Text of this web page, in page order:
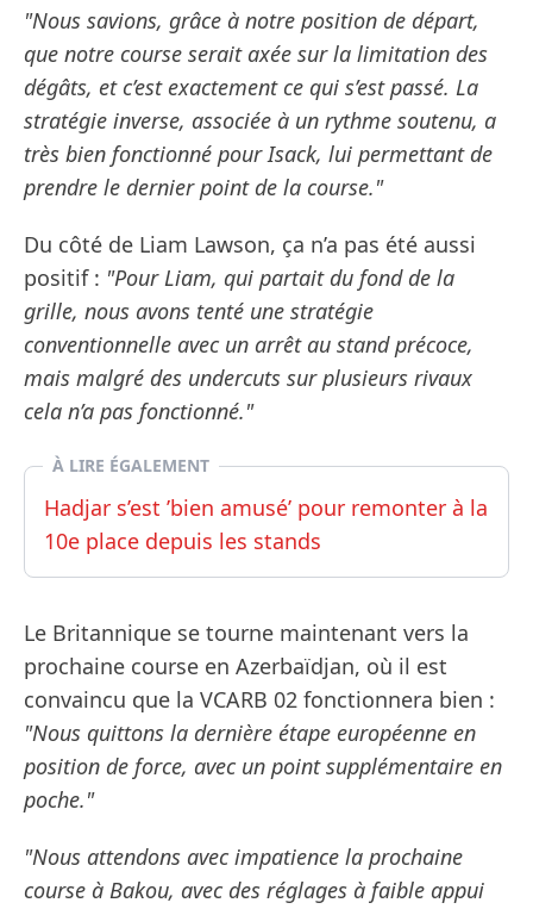
"Nous savions, grâce à notre position de départ,
que notre course serait axée sur la limitation des
dégâts, et c’est exactement ce qui s’est passé. La
stratégie inverse, associée à un rythme soutenu, a
très bien fonctionné pour Isack, lui permettant de
prendre le dernier point de la course."
Du côté de Liam Lawson, ça n’a pas été aussi
positif : "Pour Liam, qui partait du fond de la
grille, nous avons tenté une stratégie
conventionnelle avec un arrêt au stand précoce,
mais malgré des undercuts sur plusieurs rivaux
cela n’a pas fonctionné."
À LIRE ÉGALEMENT
Hadjar s’est ’bien amusé’ pour remonter à la
10e place depuis les stands
Le Britannique se tourne maintenant vers la
prochaine course en Azerbaïdjan, où il est
convaincu que la VCARB 02 fonctionnera bien :
"Nous quittons la dernière étape européenne en
position de force, avec un point supplémentaire en
poche."
"Nous attendons avec impatience la prochaine
course à Bakou, avec des réglages à faible appui